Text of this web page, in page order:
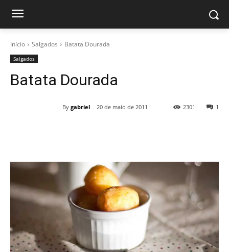
Início Salgados Batata Dourada
Salgados
Batata Dourada
By gabriel 20 de maio de 2011 1
2301